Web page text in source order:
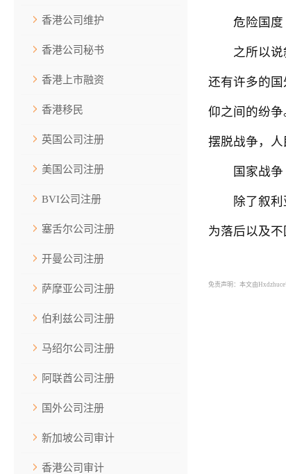
香港公司维护
香港公司秘书
香港上市融资
香港移民
英国公司注册
美国公司注册
BVI公司注册
塞舌尔公司注册
开曼公司注册
萨摩亚公司注册
伯利兹公司注册
马绍尔公司注册
阿联酋公司注册
国外公司注册
新加坡公司审计
香港公司审计
危险国度
之所以说叙
还有许多的
仰之间的纷
摆脱战争，人
国家战争
除了叙利亚
为落后以及
免责声明：本文由